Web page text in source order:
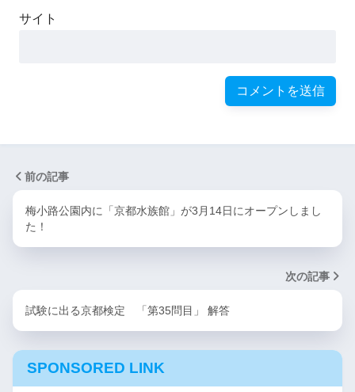
サイト
前の記事
梅小路公園内に「京都水族館」が3月14日にオープンしまし
た！
次の記事
試験に出る京都検定 「第35問目」 解答
SPONSORED LINK